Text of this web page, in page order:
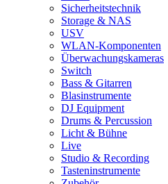
Sicherheitstechnik
Storage & NAS
USV
WLAN-Komponenten
Überwachungskameras
Switch
Bass & Gitarren
Blasinstrumente
DJ Equipment
Drums & Percussion
Licht & Bühne
Live
Studio & Recording
Tasteninstrumente